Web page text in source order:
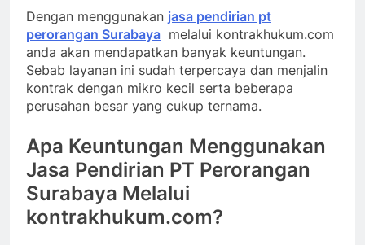
Dengan menggunakan jasa pendirian pt
perorangan Surabaya melalui kontrakhukum.com
anda akan mendapatkan banyak keuntungan.
Sebab layanan ini sudah terpercaya dan menjalin
kontrak dengan mikro kecil serta beberapa
perusahan besar yang cukup ternama.
Apa Keuntungan Menggunakan
Jasa Pendirian PT Perorangan
Surabaya Melalui
kontrakhukum.com?